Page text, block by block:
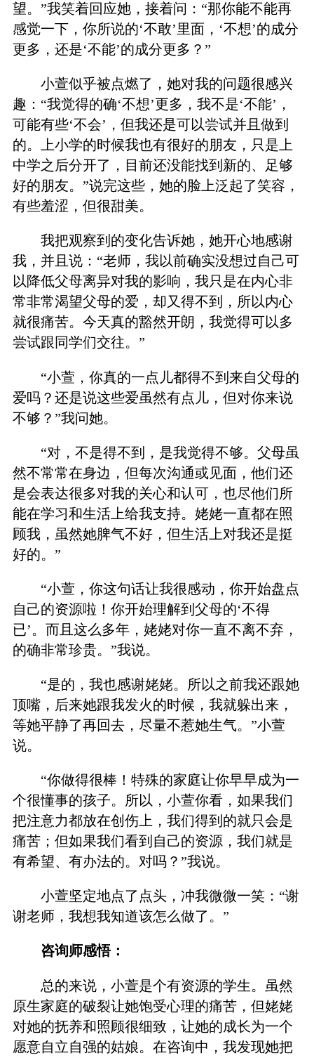
望。”我笑着回应她，接着问：“那你能不能再
感觉一下，你所说的‘不敢’里面，‘不想’的成分
更多，还是‘不能’的成分更多？”
小萱似乎被点燃了，她对我的问题很感兴
趣：“我觉得的确‘不想’更多，我不是‘不能’，
可能有些‘不会’，但我还是可以尝试并且做到
的。上小学的时候我也有很好的朋友，只是上
中学之后分开了，目前还没能找到新的、足够
好的朋友。”说完这些，她的脸上泛起了笑容，
有些羞涩，但很甜美。
我把观察到的变化告诉她，她开心地感谢
我，并且说：“老师，我以前确实没想过自己可
以降低父母离异对我的影响，我只是在内心非
常非常渴望父母的爱，却又得不到，所以内心
就很痛苦。今天真的豁然开朗，我觉得可以多
尝试跟同学们交往。”
“小萱，你真的一点儿都得不到来自父母的
爱吗？还是说这些爱虽然有点儿，但对你来说
不够？”我问她。
“对，不是得不到，是我觉得不够。父母虽
然不常常在身边，但每次沟通或见面，他们还
是会表达很多对我的关心和认可，也尽他们所
能在学习和生活上给我支持。姥姥一直都在照
顾我，虽然她脾气不好，但生活上对我还是挺
好的。”
“小萱，你这句话让我很感动，你开始盘点
自己的资源啦！你开始理解到父母的‘不得
已’。而且这么多年，姥姥对你一直不离不弃，
的确非常珍贵。”我说。
“是的，我也感谢姥姥。所以之前我还跟她
顶嘴，后来她跟我发火的时候，我就躲出来，
等她平静了再回去，尽量不惹她生气。”小萱
说。
“你做得很棒！特殊的家庭让你早早成为一
个很懂事的孩子。所以，小萱你看，如果我们
把注意力都放在创伤上，我们得到的就只会是
痛苦；但如果我们看到自己的资源，我们就是
有希望、有办法的。对吗？”我说。
小萱坚定地点了点头，冲我微微一笑：“谢
谢老师，我想我知道该怎么做了。”
咨询师感悟：
总的来说，小萱是个有资源的学生。虽然
原生家庭的破裂让她饱受心理的痛苦，但姥姥
对她的抚养和照顾很细致，让她的成长为一个
愿意自立自强的姑娘。在咨询中，我发现她把